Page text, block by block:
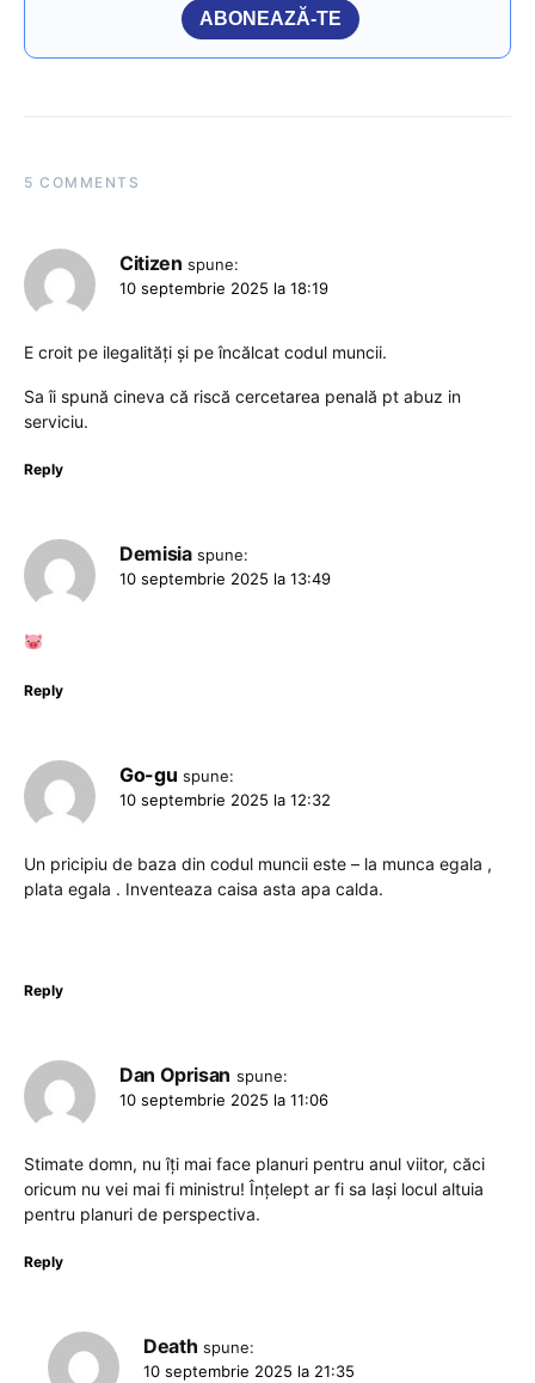
ABONEAZĂ-TE
5 COMMENTS
Citizen spune:
10 septembrie 2025 la 18:19
E croit pe ilegalități și pe încălcat codul muncii.
Sa îi spună cineva că riscă cercetarea penală pt abuz in
serviciu.
Reply
Demisia spune:
10 septembrie 2025 la 13:49
Reply
Go-gu spune:
10 septembrie 2025 la 12:32
Un pricipiu de baza din codul muncii este – la munca egala ,
plata egala . Inventeaza caisa asta apa calda.
Reply
Dan Oprisan spune:
10 septembrie 2025 la 11:06
Stimate domn, nu îți mai face planuri pentru anul viitor, căci
oricum nu vei mai fi ministru! Înțelept ar fi sa lași locul altuia
pentru planuri de perspectiva.
Reply
Death spune:
10 septembrie 2025 la 21:35